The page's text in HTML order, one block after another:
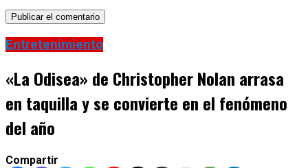
Entretenimiento
«La Odisea» de Christopher Nolan arrasa
en taquilla y se convierte en el fenómeno
del año
Compartir